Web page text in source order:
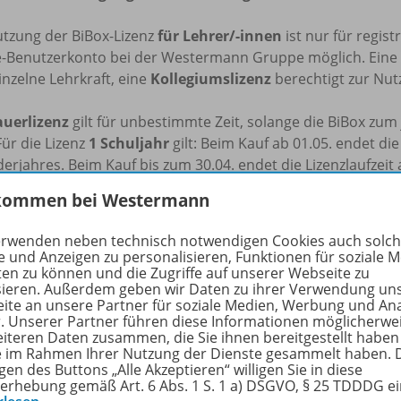
der BiBox-Lizenzfür Lehrer/-innen ist nur für
Benutzerkonto bei der Westermann Gruppe möglich. Eine
Lehrkraft, eine Kollegiumslizenz berechtigt zur
gilt für unbestimmte Zeit, solange die BiBox
die Lizenz 1 Schuljahr gilt: Beim Kauf ab 01.05. endet
Beim Kauf bis zum 30.04. endet die
der in BiBox enthaltenen Materialien ist für den
Veränderungen durch Dritte übernimmt der Verlag
Sie zur Nutzung des Kopier- und Snipping-Tools
die digitalen Inhalte im Umfang von 15 % mithilfe des
und zur Darstellung des Unterrichts pro
oder ausgeschnittenen Inhalte im Umfang von 15 %
auf dem Schulserver (z.B. Schul-Intranet) hochladen,
Klasse oder derselben Projektgruppe darauf
bei Westermann
neben technisch notwendigen Cookies auch
und Anzeigen zu personalisieren, Funktionen für soziale
zu können und die Zugriffe auf unserer Webseite zu
Außerdem geben wir Daten zu ihrer Verwendung
an unsere Partner für soziale Medien, Werbung und
Unserer Partner führen diese Informationen
Daten zusammen, die Sie ihnen bereitgestellt
im Rahmen Ihrer Nutzung der Dienste gesammelt haben.
des Buttons „Alle Akzeptieren“ willigen Sie in diese
gemäß Art. 6 Abs. 1 S. 1 a) DSGVO, § 25 TDDDG